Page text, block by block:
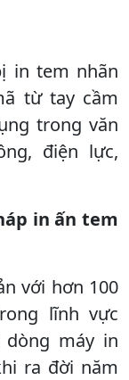
in tem nhãn
từ tay cầm
trong văn
điện lực,
in ấn tem
với hơn 100
lĩnh vực
máy in
ra đời năm